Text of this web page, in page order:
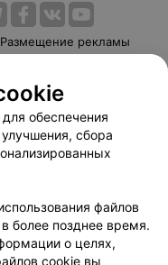
Размещение рекламы
Способы оплаты
103.by
данных
обеспечения
улучшения, сбора
файлов
более позднее время.
о целях,
cookie вы